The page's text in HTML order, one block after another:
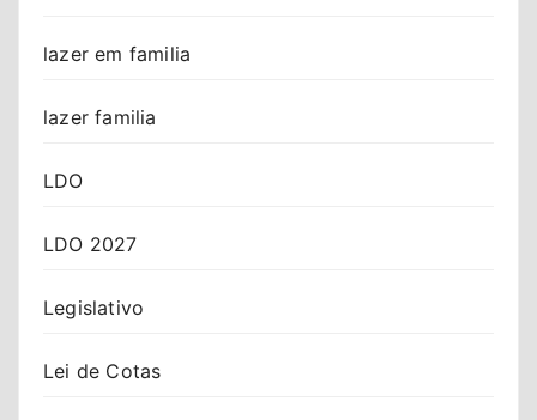
lazer em familia
lazer familia
LDO
LDO 2027
Legislativo
Lei de Cotas